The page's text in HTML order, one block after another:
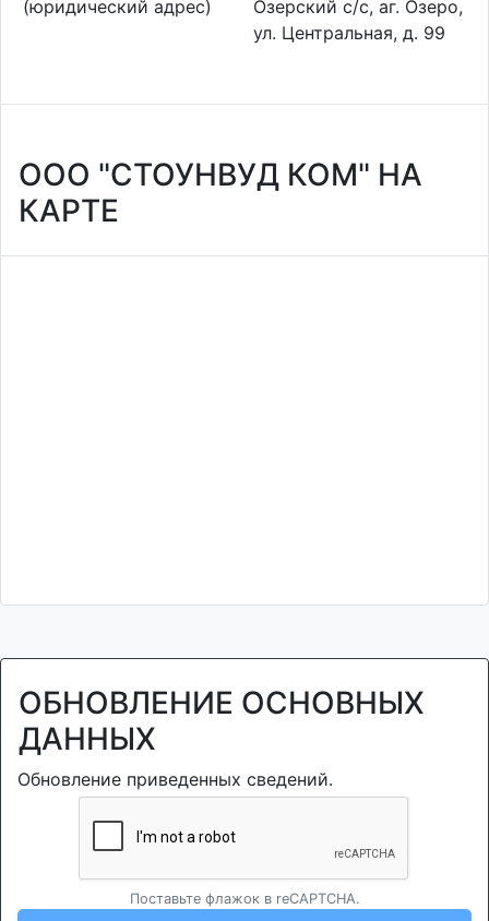
(юридический адрес)
Озерский с/с, аг. Озеро,
ул. Центральная, д. 99
ООО "СТОУНВУД КОМ" НА
КАРТЕ
ОБНОВЛЕНИЕ ОСНОВНЫХ
ДАННЫХ
Обновление приведенных сведений.
Поставьте флажок в reCAPTCHA.